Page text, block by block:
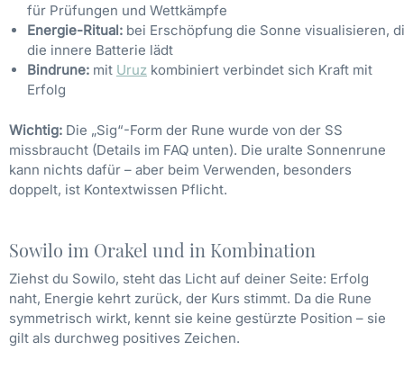
für Prüfungen und Wettkämpfe
Energie-Ritual: bei Erschöpfung die Sonne visualisieren,
die innere Batterie lädt
Bindrune: mit Uruz kombiniert verbindet sich Kraft mit
Erfolg
Wichtig: Die „Sig“-Form der Rune wurde von der SS
missbraucht (Details im FAQ unten). Die uralte Sonnenrune
kann nichts dafür – aber beim Verwenden, besonders
doppelt, ist Kontextwissen Pflicht.
Sowilo im Orakel und in Kombination
Ziehst du Sowilo, steht das Licht auf deiner Seite: Erfolg
naht, Energie kehrt zurück, der Kurs stimmt. Da die Rune
symmetrisch wirkt, kennt sie keine gestürzte Position – sie
gilt als durchweg positives Zeichen.